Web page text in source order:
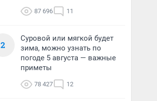
87 696 11
2
Суровой или мягкой будет
зима, можно узнать по
погоде 5 августа — важные
приметы
78 427 12